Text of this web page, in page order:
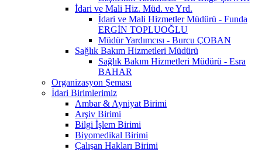
İdari ve Mali Hiz. Müd. ve Yrd.
İdari ve Mali Hizmetler Müdürü - Funda
ERGİN TOPLUOĞLU
Müdür Yardımcısı - Burcu ÇOBAN
Sağlık Bakım Hizmetleri Müdürü
Sağlık Bakım Hizmetleri Müdürü - Esra
BAHAR
Organizasyon Şeması
İdari Birimlerimiz
Ambar & Ayniyat Birimi
Arşiv Birimi
Bilgi İşlem Birimi
Biyomedikal Birimi
Çalışan Hakları Birimi